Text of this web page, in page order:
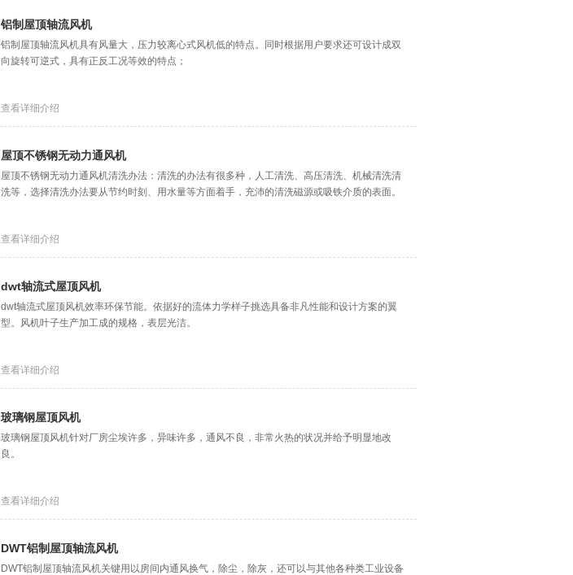
铝制屋顶轴流风机
铝制屋顶轴流风机具有风量大，压力较离心式风机低的特点。同时根据用户要求还可设计成双
向旋转可逆式，具有正反工况等效的特点；
查看详细介绍
屋顶不锈钢无动力通风机
屋顶不锈钢无动力通风机清洗办法：清洗的办法有很多种，人工清洗、高压清洗、机械清洗清
洗等，选择清洗办法要从节约时刻、用水量等方面着手，充沛的清洗磁源或吸铁介质的表面。
查看详细介绍
dwt轴流式屋顶风机
dwt轴流式屋顶风机效率环保节能。依据好的流体力学样子挑选具备非凡性能和设计方案的翼
型。风机叶子生产加工成的规格，表层光洁。
查看详细介绍
玻璃钢屋顶风机
玻璃钢屋顶风机针对厂房尘埃许多，异味许多，通风不良，非常火热的状况并给予明显地改
良。
查看详细介绍
DWT铝制屋顶轴流风机
DWT铝制屋顶轴流风机关键用以房间内通风换气，除尘，除灰，还可以与其他各种类工业设备